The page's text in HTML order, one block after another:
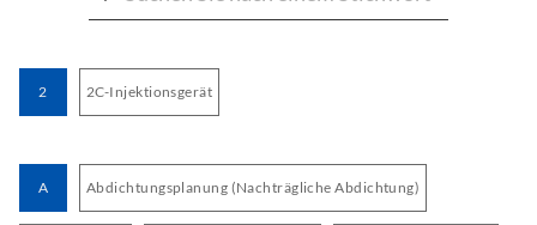
2 2C-Injektionsgerät
A Abdichtungsplanung (Nachträgliche Abdichtung)